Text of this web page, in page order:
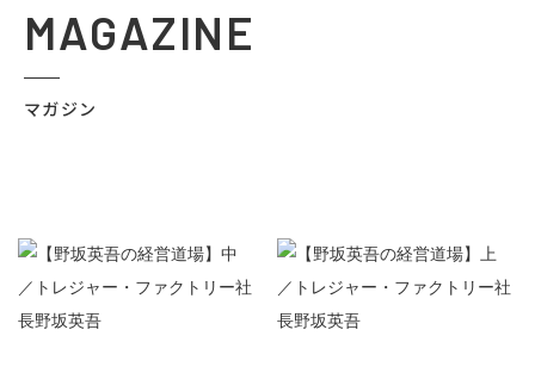
MAGAZINE
マガジン